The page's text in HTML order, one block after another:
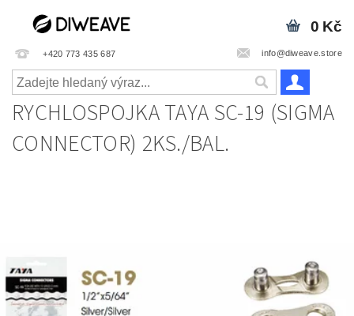
+420 773 435 687 info@diweave.store
0 Kč
RYCHLOSPOJKA TAYA SC-19 (SIGMA
CONNECTOR) 2KS./BAL.